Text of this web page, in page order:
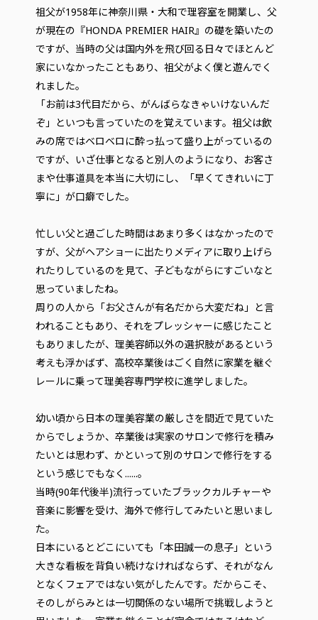
祖父が1958年に神奈川県・大和で理容室を開業し、父
が現在の『HONDA PREMIER HAIR』の礎を築いたの
ですが、当時の父は国内外を飛び回る日々でほとんど
家にいなかったこともあり、祖父がよく僕と遊んでく
れました。
「お前は3代目だから、がんばらなきゃいけないんだ
ぞ」といつも言っていたのを覚えています。祖父は飲
みの席ではベロベロに酔っ払って盛り上がっているの
ですが、いざ仕事となると別人のようになり、お客さ
まや仕事道具を本当に大切にし、「早くてきれいに丁
寧に」が口癖でした。
忙しい父と過ごした時間はあまり多くはなかったので
すが、父がヘアショーに出たりメディアに取り上げら
れたりしているのを見て、子どもながらにすごいなと
思っていましたね。
周りの人から「お父さんが有名だから大変だね」と言
われることもあり、それをプレッシャーに感じたこと
もありましたが、理美容師以外の選択肢があるという
考えも浮かばず、高校卒業後はごく自然に家業を継ぐ
レールに乗って理美容専門学校に進学しました。
幼い頃から日本の理美容業の厳しさを間近で見ていた
からでしょうか、卒業後は実家のサロンで修行を積み
たいとは思わず、かといって別のサロンで修行をする
という感じでもなく......。
当時(90年代後半)流行っていたブラックカルチャーや
音楽に影響を受け、海外で修行してみたいと思いまし
た。
日本にいるとどこにいても「本田誠一の息子」という
大きな看板を背負い続けなければならず、それがなん
となくフェアではない気がしたんです。だからこそ、
そのしがらみとは一切関係のない場所で挑戦しようと